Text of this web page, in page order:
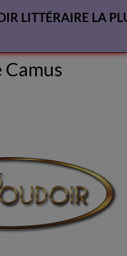
LITTÉRAIRE LA
Camus